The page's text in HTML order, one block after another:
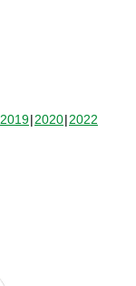
2019 2020 2022